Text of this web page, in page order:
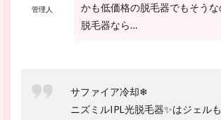
管理人
かも低価格の脱毛器でもそう
脱毛器なら…
サファイア冷却❄
ニズミルIPL光脱毛器✨はジェル